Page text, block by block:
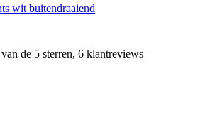
wit buitendraaiend
de 5 sterren, 6 klantreviews